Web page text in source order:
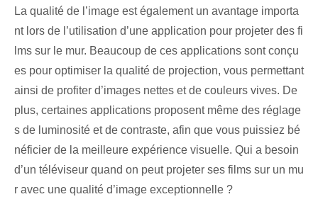
La qualité de l’image est également un avantage importa
nt lors de l’utilisation d’une application pour projeter des fi
lms sur le mur. Beaucoup de ces applications sont conçu
es pour optimiser la qualité de projection, vous permettant
ainsi de profiter d’images nettes et de couleurs vives. De
plus, certaines applications proposent même des réglage
s de luminosité et de contraste, afin que vous puissiez bé
néficier de la meilleure expérience visuelle. Qui a besoin
d’un téléviseur quand on peut projeter ses films sur un mu
r avec une qualité d’image exceptionnelle ?